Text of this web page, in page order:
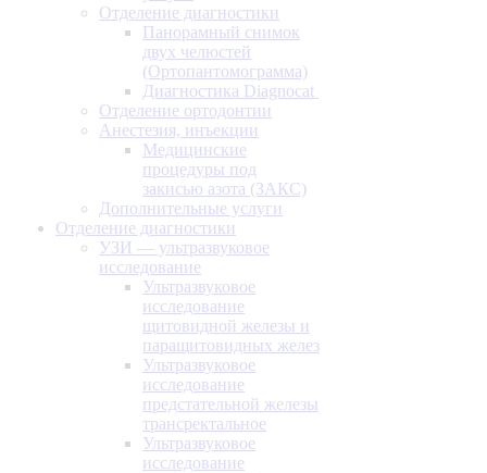
Отделение диагностики
Панорамный снимок
двух челюстей
(Ортопантомограмма)
Диагностика Diagnocat
Отделение ортодонтии
Анестезия, инъекции
Медицинские
процедуры под
закисью азота (ЗАКС)
Дополнительные услуги
Отделение диагностики
УЗИ — ультразвуковое
исследование
Ультразвуковое
исследование
щитовидной железы и
паращитовидных желез
Ультразвуковое
исследование
предстательной железы
трансректальное
Ультразвуковое
исследование